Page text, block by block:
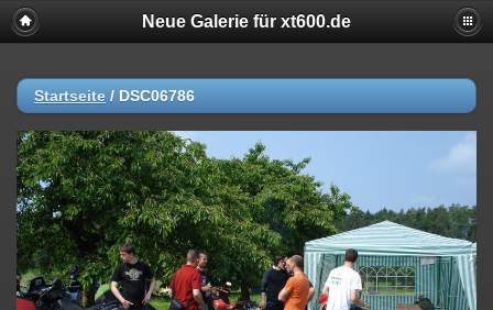
Neue Galerie für xt600.de
Startseite / DSC06786